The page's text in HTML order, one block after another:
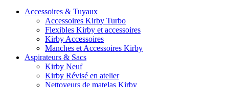
Accessoires & Tuyaux
Accessoires Kirby Turbo
Flexibles Kirby et accessoires
Kirby Accessoires
Manches et Accessoires Kirby
Aspirateurs & Sacs
Kirby Neuf
Kirby Révisé en atelier
Nettoyeurs de matelas Kirby